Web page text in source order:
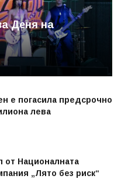
Деня на
е погасила предсрочно
лева
от Националната
„Лято без риск“